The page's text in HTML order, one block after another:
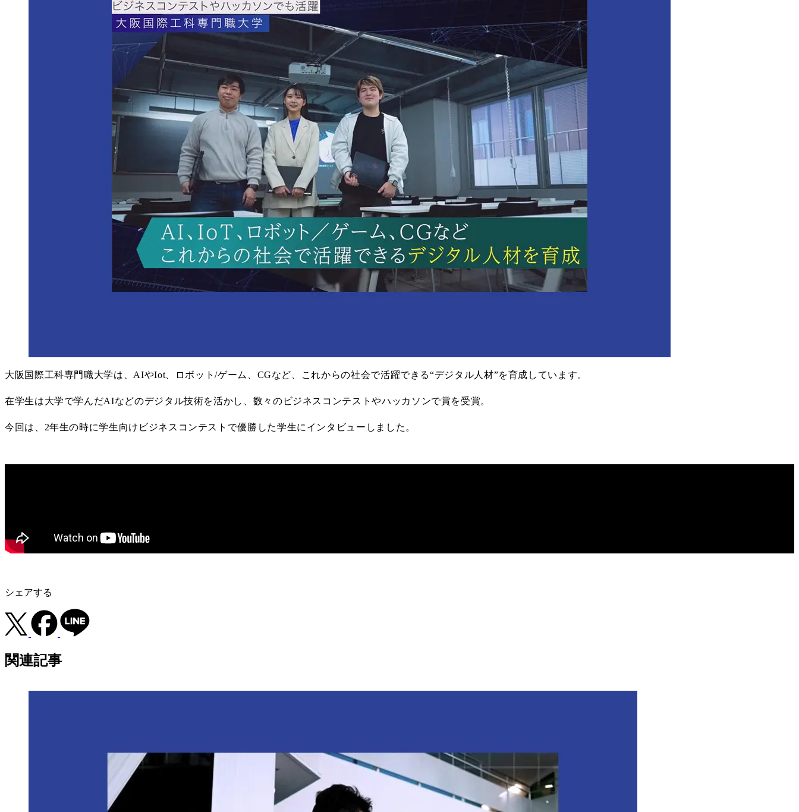
大阪国際工科専門職大学は、AIやIot、ロボット/ゲーム、CGなど、これからの社会で活躍できる“デジタル人材”を育成しています。
在学生は大学で学んだAIなどのデジタル技術を活かし、数々のビジネスコンテストやハッカソンで賞を受賞。
今回は、2年生の時に学生向けビジネスコンテストで優勝した学生にインタビューしました。
シェアする
関連記事